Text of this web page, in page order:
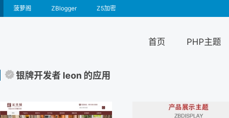
菠萝阁 ZBlogger Z5加密
首页 PHP主题
银牌开发者 leon 的应用